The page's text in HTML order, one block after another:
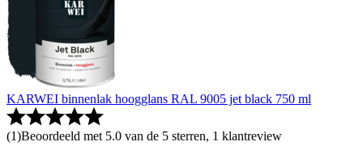
KARWEI binnenlak hoogglans RAL 9005 jet black 750 ml
(1)Beoordeeld met 5.0 van de 5 sterren, 1 klantreview